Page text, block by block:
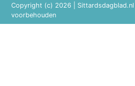
Copyright (c) 2026 |
voorbehouden